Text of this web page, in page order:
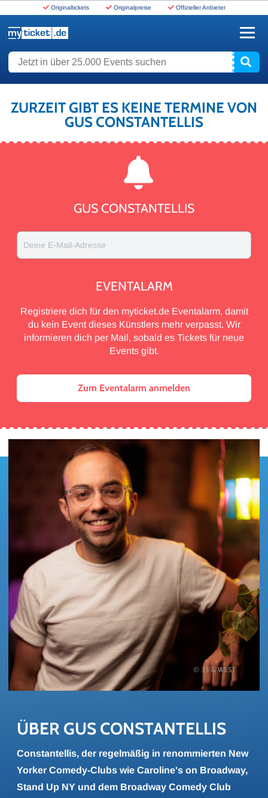
Originaltickets Originalpreise Offizieller Anbieter
Jetzt in über 25.000 Events suchen
ZURZEIT GIBT ES KEINE TERMINE VON
GUS CONSTANTELLIS
GUS CONSTANTELLIS
Deine E-Mail-Adresse
EVENTALARM
Registriere dich für den myticket.de Eventalarm, damit
du kein Event dieses Künstlers mehr verpasst. Wir
informieren dich per Mail, sobald es Tickets für neue
Events gibt.
Zum Eventalarm anmelden
ÜBER GUS CON­STAN­TEL­LIS
Constantellis, der regelmäßig in renommierten New
Yorker Comedy-Clubs wie Caroline's on Broadway,
Stand Up NY und dem Broadway Comedy Club